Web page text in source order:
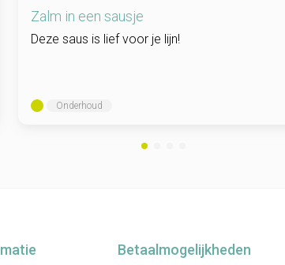
Zalm in een sausje
Deze saus is lief voor je lijn!
Onderhoud
Betaalmogelijkheden